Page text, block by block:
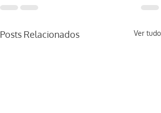
Posts Relacionados Ver tudo